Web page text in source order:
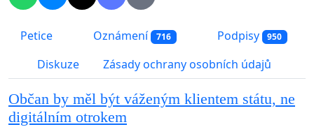
Petice Oznámení 716 Podpisy 950
Diskuze Zásady ochrany osobních údajů
Občan by měl být váženým klientem státu, ne
digitálním otrokem